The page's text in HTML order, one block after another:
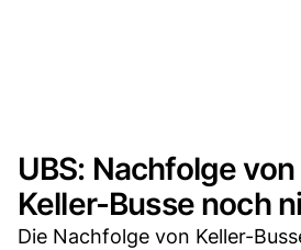
UBS: Nachfolge
Keller-Busse noch
Die Nachfolge von Keller-